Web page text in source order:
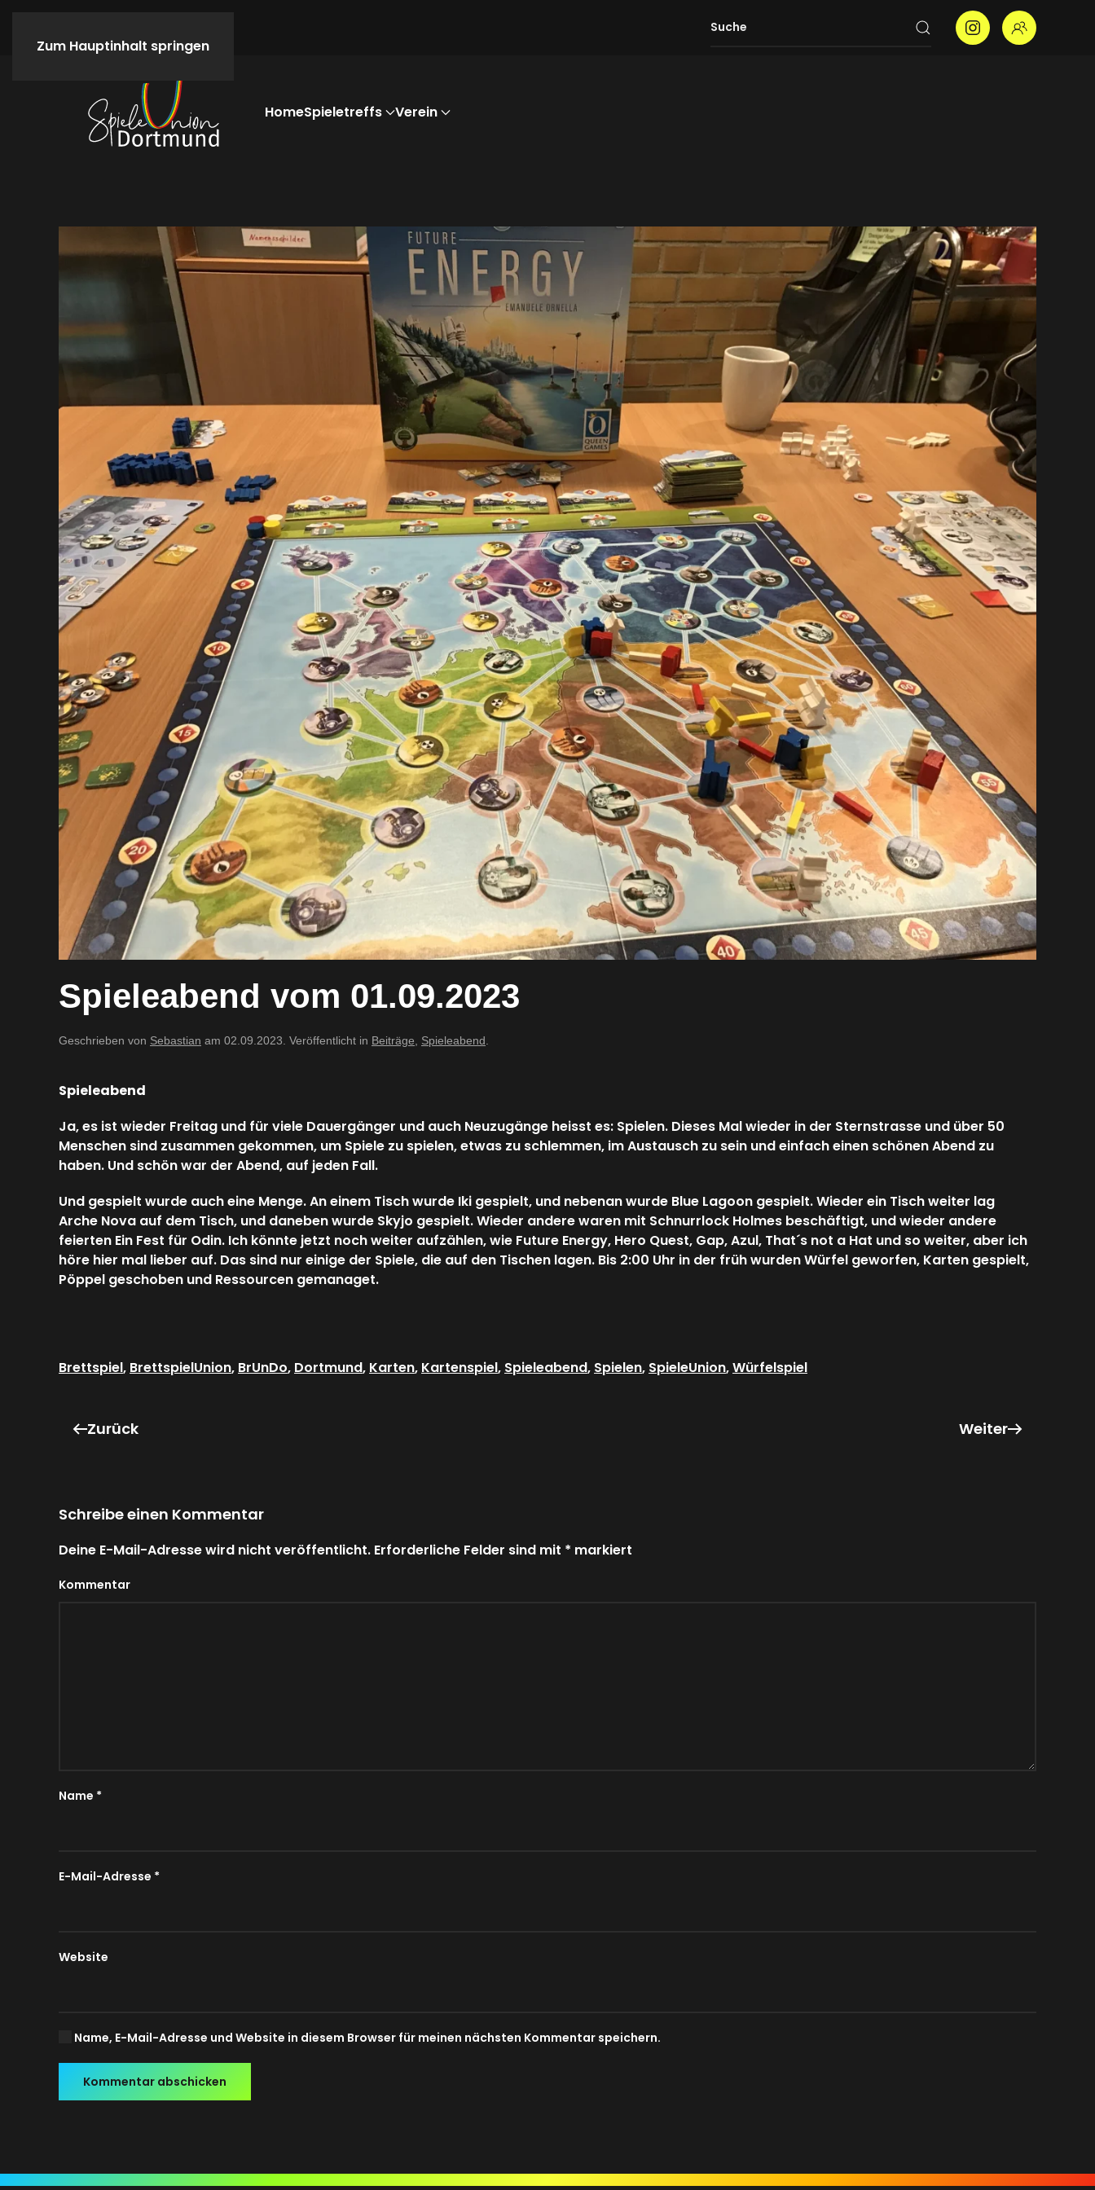
Zum Hauptinhalt springen
HomeSpieletreffs Verein
Spieleabend vom 01.09.2023
Geschrieben von Sebastian am 02.09.2023. Veröffentlicht in Beiträge, Spieleabend.
Spieleabend
Ja, es ist wieder Freitag und für viele Dauergänger und auch Neuzugänge heisst es: Spielen. Dieses Mal wieder in der Sternstrasse und über 50
Menschen sind zusammen gekommen, um Spiele zu spielen, etwas zu schlemmen, im Austausch zu sein und einfach einen schönen Abend zu
haben. Und schön war der Abend, auf jeden Fall.
Und gespielt wurde auch eine Menge. An einem Tisch wurde Iki gespielt, und nebenan wurde Blue Lagoon gespielt. Wieder ein Tisch weiter lag
Arche Nova auf dem Tisch, und daneben wurde Skyjo gespielt. Wieder andere waren mit Schnurrlock Holmes beschäftigt, und wieder andere
feierten Ein Fest für Odin. Ich könnte jetzt noch weiter aufzählen, wie Future Energy, Hero Quest, Gap, Azul, That´s not a Hat und so weiter, aber ich
höre hier mal lieber auf. Das sind nur einige der Spiele, die auf den Tischen lagen. Bis 2:00 Uhr in der früh wurden Würfel geworfen, Karten gespielt,
Pöppel geschoben und Ressourcen gemanaget.
Brettspiel, BrettspielUnion, BrUnDo, Dortmund, Karten, Kartenspiel, Spieleabend, Spielen, SpieleUnion,Würfelspiel
Zurück Weiter
Schreibe einen Kommentar
Deine E-Mail-Adresse wird nicht veröffentlicht. Erforderliche Felder sind mit * markiert
Kommentar
Name *
E-Mail-Adresse *
Website
Name, E-Mail-Adresse und Website in diesem Browser für meinen nächsten Kommentar speichern.
Kommentar abschicken